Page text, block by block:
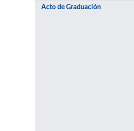
Acto de Graduación